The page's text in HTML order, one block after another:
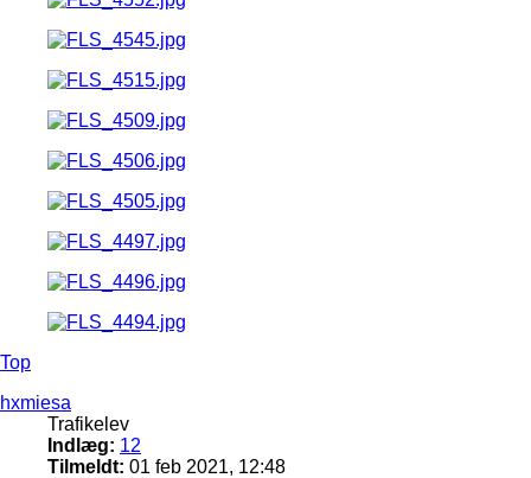
Top
hxmiesa
Trafikelev
Indlæg: 12
Tilmeldt: 01 feb 2021, 12:48